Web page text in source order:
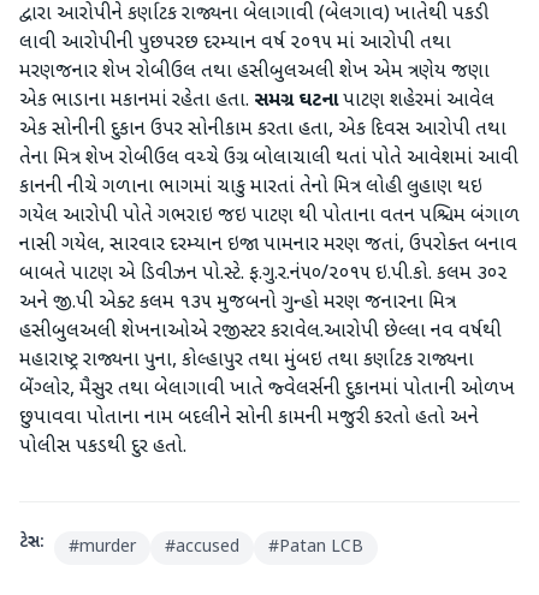
દ્વારા આરોપીને કર્ણાટક રાજ્યના બેલાગાવી (બેલગાવ) ખાતેથી પકડી
લાવી આરોપીની પુછપરછ દરમ્યાન વર્ષ ૨૦૧૫ માં આરોપી તથા
મરણજનાર શેખ રોબીઉલ તથા હસીબુલઅલી શેખ એમ ત્રણેય જણા
એક ભાડાના મકાનમાં રહેતા હતા. સમગ્ર ઘટનાપાટણ શહેરમાં આવેલ
એક સોનીની દુકાન ઉપર સોનીકામ કરતા હતા, એક દિવસ આરોપી તથા
તેના મિત્ર શેખ રોબીઉલ વચ્ચે ઉગ્ર બોલાચાલી થતાં પોતે આવેશમાં આવી
કાનની નીચે ગળાના ભાગમાં ચાકુ મારતાં તેનો મિત્ર લોહી લુહાણ થઇ
ગયેલ આરોપી પોતે ગભરાઇ જઇ પાટણ થી પોતાના વતન પશ્ચિમ બંગાળ
નાસી ગયેલ, સારવાર દરમ્યાન ઇજા પામનાર મરણ જતાં, ઉપરોક્ત બનાવ
બાબતે પાટણ એ ડિવીઝન પો.સ્ટે. ફ.ગુ.ર.નં૫૦/૨૦૧૫ ઇ.પી.કો. કલમ ૩૦૨
અને જી.પી એક્ટ કલમ ૧૩૫ મુજબનો ગુન્હો મરણ જનારના મિત્ર
હસીબુલઅલી શેખનાઓએ રજીસ્ટર કરાવેલ.આરોપી છેલ્લા નવ વર્ષથી
મહારાષ્ટ્ર રાજ્યના પુના, કોલ્હાપુર તથા મુંબઇ તથા કર્ણાટક રાજ્યના
બેંગ્લોર, મૈસુર તથા બેલાગાવી ખાતે જ્વેલર્સની દુકાનમાં પોતાની ઓળખ
છુપાવવા પોતાના નામ બદલીને સોની કામની મજુરી કરતો હતો અને
પોલીસ પકડથી દુર હતો.
ટેગ્સ: #murder #accused #Patan LCB